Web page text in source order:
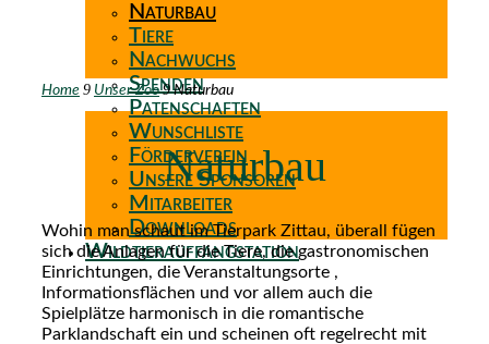
Naturbau
Tiere
Nachwuchs
Spenden
Patenschaften
Wunschliste
Förderverein
Unsere Sponsoren
Mitarbeiter
Downloads
Wildtierauffangstation
Home 9 Unser Zoo 9 Naturbau
Naturbau
Wohin man schaut im Tierpark Zittau, überall fügen
sich die Anlagen für die Tiere, die gastronomischen
Einrichtungen, die Veranstaltungsorte ,
Informationsflächen und vor allem auch die
Spielplätze harmonisch in die romantische
Parklandschaft ein und scheinen oft regelrecht mit